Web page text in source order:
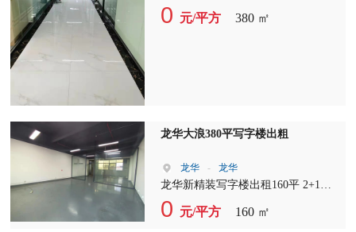
周边配套，右转5分钟到大浪商业中
心，吃特色菜，住高档酒店，直行即
0 元/平方 380 ㎡
龙华大浪380平写字楼出粗
龙华 - 龙华
龙华新精装写字楼出租160平 2+1格
局 户型方正 双面采光，70%使用
率。 公区可坐70人左右。
0 元/平方 160 ㎡